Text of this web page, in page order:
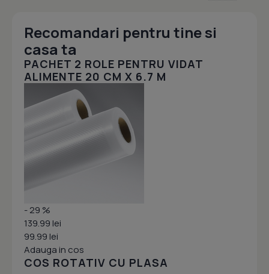
Recomandari pentru tine si
casa ta
PACHET 2 ROLE PENTRU VIDAT
ALIMENTE 20 CM X 6.7 M
- 29 %
139.99 lei
99.99 lei
Adauga in cos
COS ROTATIV CU PLASA